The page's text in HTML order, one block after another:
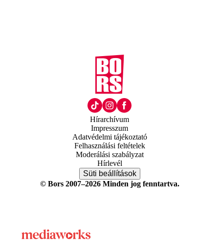
Hírarchívum
Impresszum
Adatvédelmi tájékoztató
Felhasználási feltételek
Moderálási szabályzat
Hírlevél
Süti beállítások
© Bors 2007–2026 Minden jog fenntartva.